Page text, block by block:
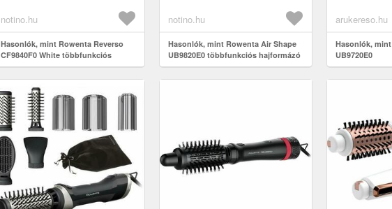
notino.hu
Hasonlók, mint Rowenta Reverso
CF9840F0 White többfunkciós
hajformázó 1 db
Kés...
notino.hu
Hasonlók, mint Rowenta Air Shape
UB9820E0 többfunkciós hajformázó
5 db
hangulatho...
arukereso.hu
Hasonlók,
UB9720E0